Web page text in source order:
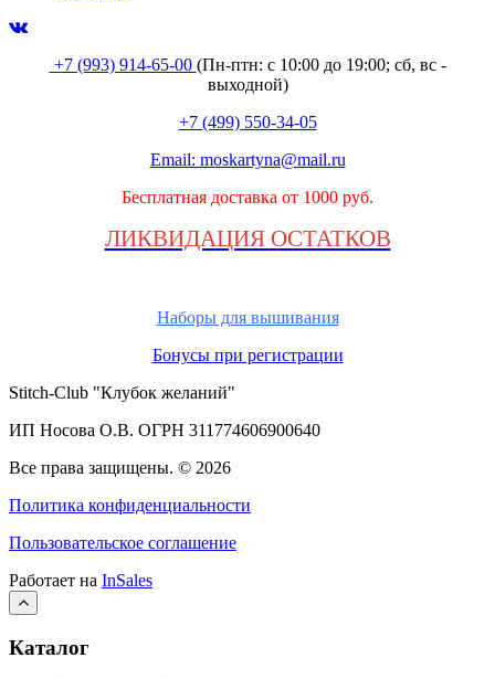
+7 (993) 914-65-00 (Пн-птн: с10:00 до 19:00; сб, вс -
выходной)
+7 (499) 550-34-05
Email: moskartyna@mail.ru
Бесплатная доставка от 1000 руб.
ЛИКВИДАЦИЯ ОСТАТКОВ
Наборы для вышивания
Бонусы при регистрации
Stitch-Club "Клубок желаний"
ИП Носова О.В. ОГРН 311774606900640
Все права защищены. © 2026
Политика конфиденциальности
Пользовательское соглашение
Работает на InSales
Каталог